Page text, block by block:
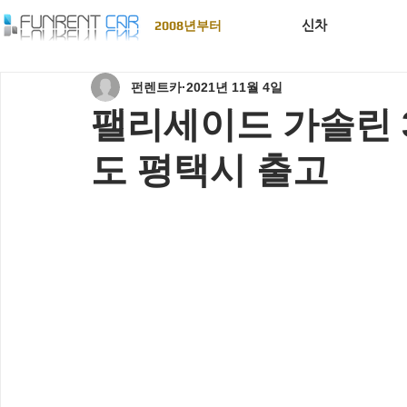
2008년부터 신차
팰리세이드 가솔린
도 평택시 출고
펀렌트카 2021년 11월 4일